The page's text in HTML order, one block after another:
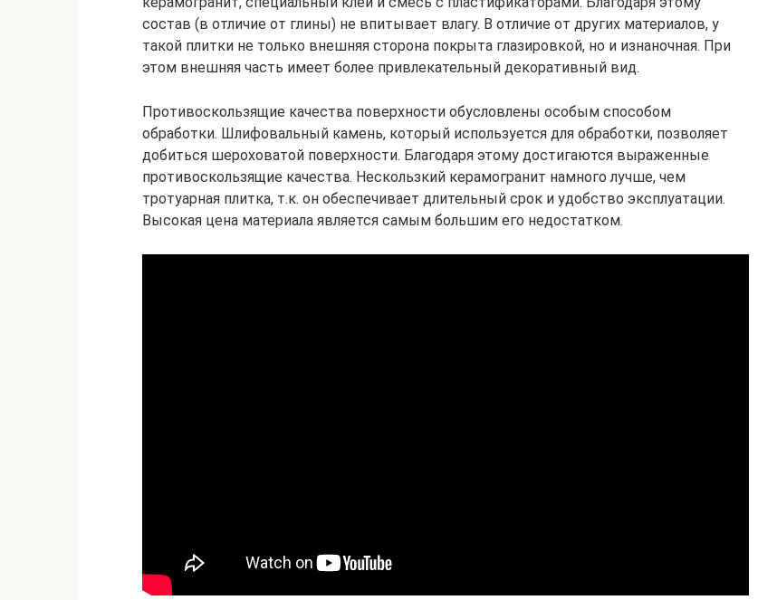
состав (в отличие от глины) не впитывает влагу. В отличие от других материалов, у
такой плитки не только внешняя сторона покрыта глазировкой, но и изнаночная. При
этом внешняя часть имеет более привлекательный декоративный вид.
Противоскользящие качества поверхности обусловлены особым способом
обработки. Шлифовальный камень, который используется для обработки, позволяет
добиться шероховатой поверхности. Благодаря этому достигаются выраженные
противоскользящие качества. Нескользкий керамогранит намного лучше, чем
тротуарная плитка, т.к. он обеспечивает длительный срок и удобство эксплуатации.
Высокая цена материала является самым большим его недостатком.